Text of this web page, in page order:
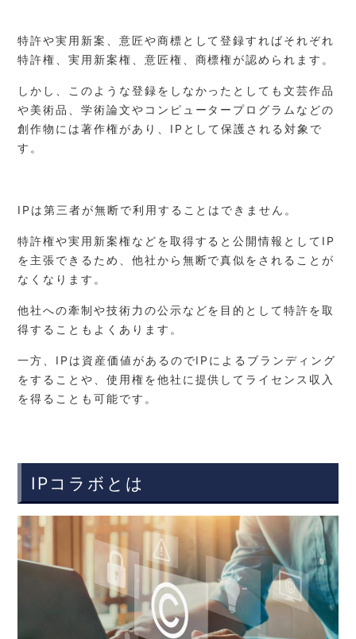
特許や実用新案、意匠や商標として登録すればそれぞれ
特許権、実用新案権、意匠権、商標権が認められます。
しかし、このような登録をしなかったとしても文芸作品
や美術品、学術論文やコンピュータープログラムなどの
創作物には著作権があり、IPとして保護される対象で
す。
IPは第三者が無断で利用することはできません。
特許権や実用新案権などを取得すると公開情報としてIP
を主張できるため、他社から無断で真似をされることが
なくなります。
他社への牽制や技術力の公示などを目的として特許を取
得することもよくあります。
一方、IPは資産価値があるのでIPによるブランディング
をすることや、使用権を他社に提供してライセンス収入
を得ることも可能です。
IPコラボとは